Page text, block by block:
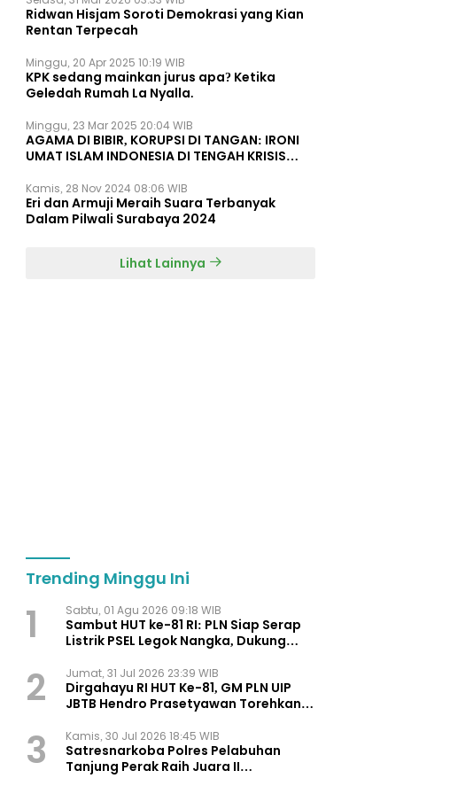
Ridwan Hisjam Soroti Demokrasi yang Kian
Rentan Terpecah
Minggu, 20 Apr 2025 10:19 WIB
KPK sedang mainkan jurus apa? Ketika
Geledah Rumah La Nyalla.
Minggu, 23 Mar 2025 20:04 WIB
AGAMA DI BIBIR, KORUPSI DI TANGAN: IRONI
UMAT ISLAM INDONESIA DI TENGAH KRISIS
Kamis, 28 Nov 2024 08:06 WIB
Eri dan Armuji Meraih Suara Terbanyak
Dalam Pilwali Surabaya 2024
Lihat Lainnya
Trending Minggu Ini
1 Sabtu, 01 Agu 2026 09:18 WIB
Sambut HUT ke-81 RI: PLN Siap Serap
Listrik PSEL Legok Nangka, Dukung
2 Jumat, 31 Jul 2026 23:39 WIB
Dirgahayu RI HUT Ke-81, GM PLN UIP
JBTB Hendro Prasetyawan Torehkan
Energi Regional.
3 Kamis, 30 Jul 2026 18:45 WIB
Satresnarkoba Polres Pelabuhan
Tanjung Perak Raih Juara II